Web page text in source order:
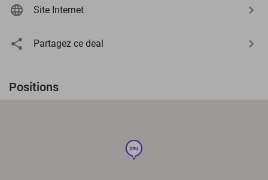
Site Internet
Partagez ce deal
Positions
hotel